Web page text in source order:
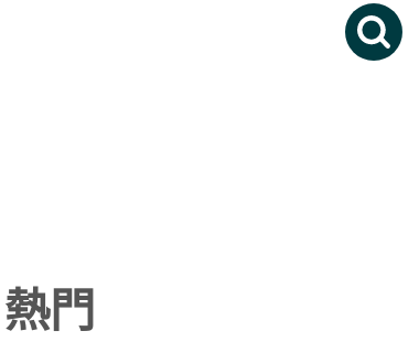
熱門